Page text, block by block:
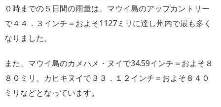
０時までの５日間の雨量は、マウイ島のアップカントリー
で４４．３インチ＝およそ1127ミリに達し州内で最も多く
なりました。
また、マウイ島のカメハメ・ヌイで34.59インチ＝およそ８
８０ミリ、カヒキヌイで３３．１２インチ＝およそ８４０
ミリなどとなっています。